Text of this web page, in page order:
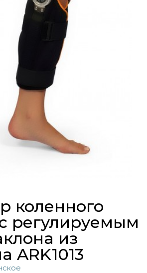
коленного
регулируемым
из
ARK1013